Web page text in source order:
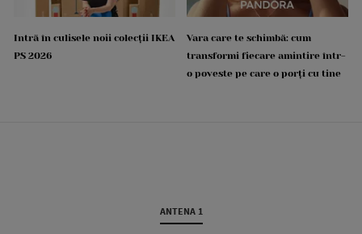
Intră în culisele noii colecții IKEA
PS 2026
Vara care te schimbă: cum
transformi fiecare amintire într-
o poveste pe care o porți cu tine
ANTENA 1